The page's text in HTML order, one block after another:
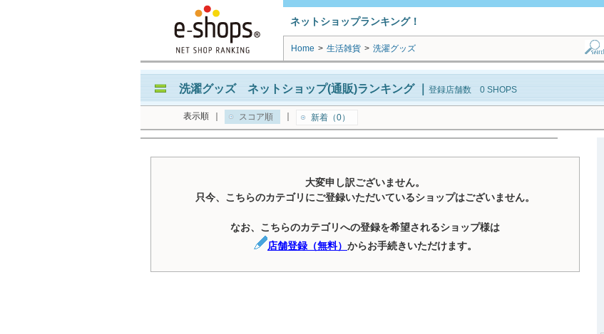
ネットショップランキング！
Home > 生活雑貨 > 洗濯グッズ
洗濯グッズ ネットショップ(通販)ランキング｜ 登録店舗数 0 SHOPS
表示順 スコア順 新着（0）
大変申し訳ございません。
只今、こちらのカテゴリにご登録いただいているショップはございません。
なお、こちらのカテゴリへの登録を希望されるショップ様は
店舗登録（無料） からお手続きいただけます。